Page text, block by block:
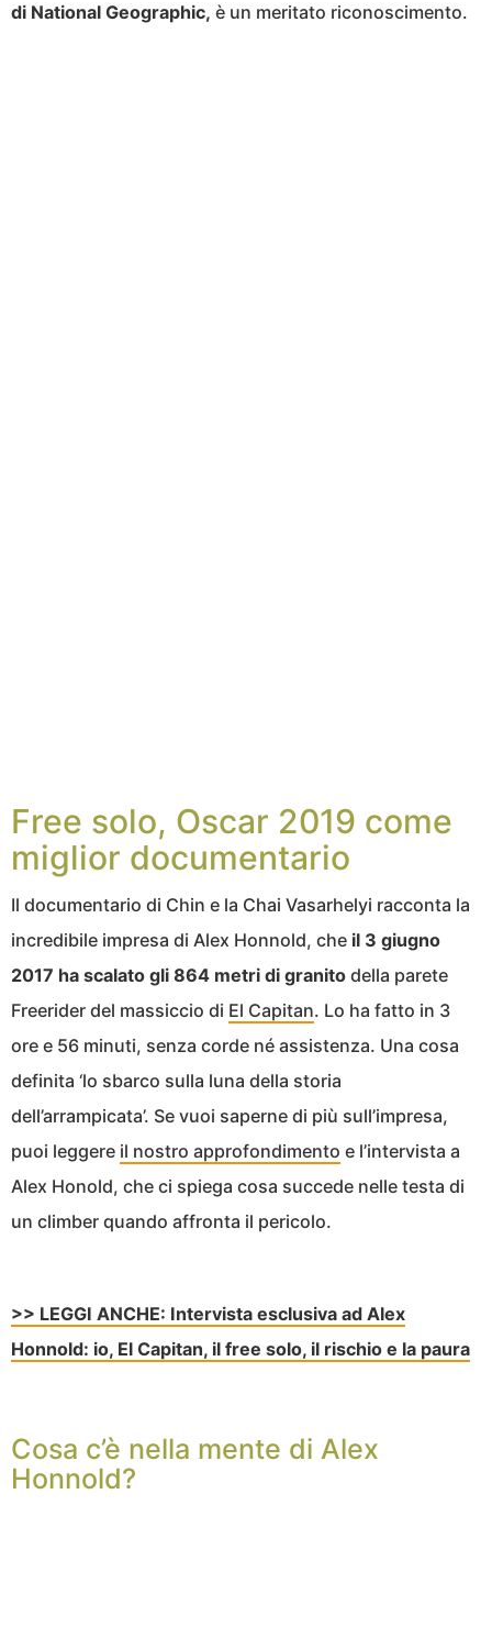
di National Geographic, è un meritato riconoscimento.
Free solo, Oscar 2019 come
miglior documentario
Il documentario di Chin e la Chai Vasarhelyi racconta la
incredibile impresa di Alex Honnold, che il 3 giugno
2017 ha scalato gli 864 metri di granito della parete
Freerider del massiccio di El Capitan. Lo ha fatto in 3
ore e 56 minuti, senza corde né assistenza. Una cosa
definita ‘lo sbarco sulla luna della storia
dell’arrampicata’. Se vuoi saperne di più sull’impresa,
puoi leggere il nostro approfondimento e l’intervista a
Alex Honold, che ci spiega cosa succede nelle testa di
un climber quando affronta il pericolo.
>> LEGGI ANCHE: Intervista esclusiva ad Alex
Honnold: io, El Capitan, il free solo, il rischio e la paura
Cosa c’è nella mente di Alex
Honnold?